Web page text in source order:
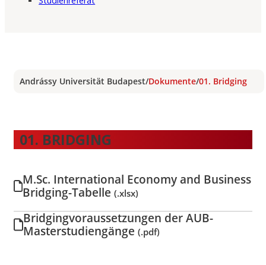
Andrássy Universität Budapest/Dokumente/01. Bridging
01. BRIDGING
M.Sc. International Economy and Business
Bridging-Tabelle(.xlsx)
Bridgingvoraussetzungen der AUB-
Masterstudiengänge(.pdf)